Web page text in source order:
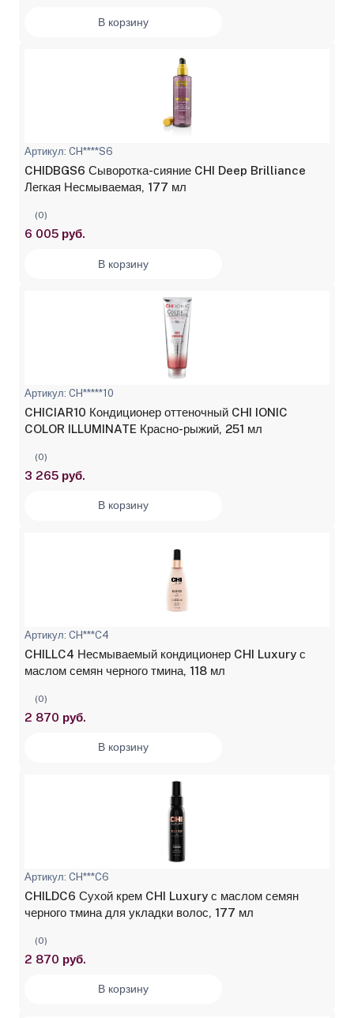
В корзину
Артикул: CH****S6
CHIDBGS6 Сыворотка-сияние CHI Deep Brilliance
Легкая Несмываемая, 177 мл
(0)
6 005 руб.
В корзину
Артикул: CH*****10
CHICIAR10 Кондиционер оттеночный CHI IONIC
COLOR ILLUMINATE Красно-рыжий, 251 мл
(0)
3 265 руб.
В корзину
Артикул: CH***C4
CHILLC4 Несмываемый кондиционер CHI Luxury с
маслом семян черного тмина, 118 мл
(0)
2 870 руб.
В корзину
Артикул: CH***C6
CHILDC6 Сухой крем CHI Luxury с маслом семян
черного тмина для укладки волос, 177 мл
(0)
2 870 руб.
В корзину